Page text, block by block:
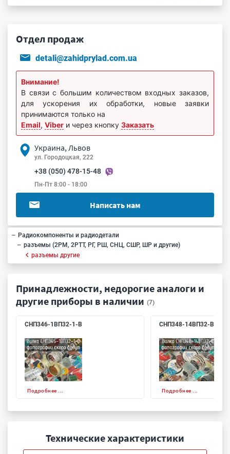
Отдел продаж
detali@zahidprylad.com.ua
Внимание!
В связи с большим количеством входных заказов,
для ускорения их обработки, новые заявки
принимаются только на
Email, Viber и через кнопку Заказать
Украина, Львов
ул. Городоцкая, 222
+38 (050) 478-15-48
Пн-Пт 8:00 - 18:00
Написать нам
Радиокомпоненты и радиодетали
разъемы (2РМ, 2РТТ, РГ, РШ, СНЦ, СШР, ШР и другие)
разъемы другие
Принадлежности, недорогие аналоги и
другие приборы в наличии (7)
СНП346-1ВП32-1-В
Подробнее ...
СНП348-14ВП32-В
Подробнее ...
Технические характеристики